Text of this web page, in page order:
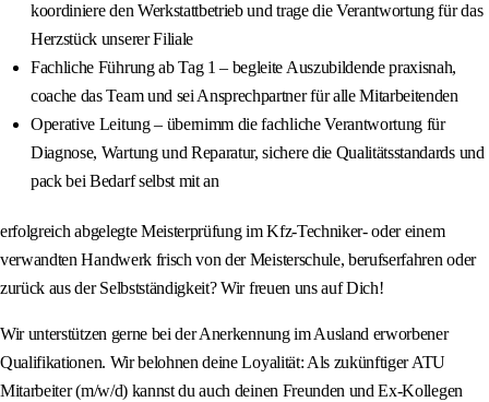
koordiniere den Werkstattbetrieb und trage die Verantwortung für das
Herzstück unserer Filiale
Fachliche Führung ab Tag 1 – begleite Auszubildende praxisnah,
coache das Team und sei Ansprechpartner für alle Mitarbeitenden
Operative Leitung – übernimm die fachliche Verantwortung für
Diagnose, Wartung und Reparatur, sichere die Qualitätsstandards und
pack bei Bedarf selbst mit an
erfolgreich abgelegte Meisterprüfung im Kfz-Techniker- oder einem
verwandten Handwerk frisch von der Meisterschule, berufserfahren oder
zurück aus der Selbstständigkeit? Wir freuen uns auf Dich!
Wir unterstützen gerne bei der Anerkennung im Ausland erworbener
Qualifikationen. Wir belohnen deine Loyalität: Als zukünftiger ATU
Mitarbeiter (m/w/d) kannst du auch deinen Freunden und Ex-Kollegen